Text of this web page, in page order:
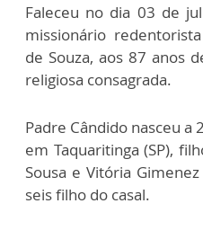
Faleceu no dia 03 de
missionário
de Souza, aos 87 anos
religiosa consagrada.
Padre Cândido nasceu
em Taquaritinga (SP),
Sousa e Vitória
seis filho do casal.